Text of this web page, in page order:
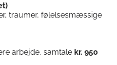
traumer, følelsesmæssige
arbejde, samtale kr. 950